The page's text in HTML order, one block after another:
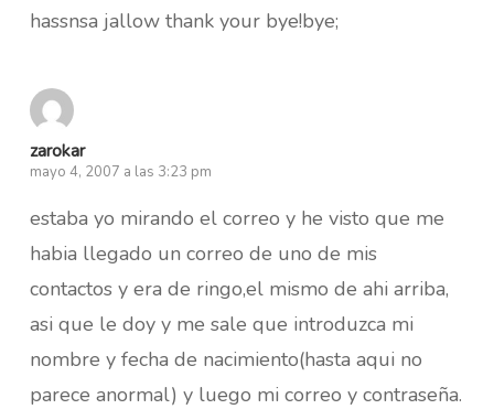
hassnsa jallow thank your bye!bye;
zarokar
mayo 4, 2007 a las 3:23 pm
estaba yo mirando el correo y he visto que me
habia llegado un correo de uno de mis
contactos y era de ringo,el mismo de ahi arriba,
asi que le doy y me sale que introduzca mi
nombre y fecha de nacimiento(hasta aqui no
parece anormal) y luego mi correo y contraseña.